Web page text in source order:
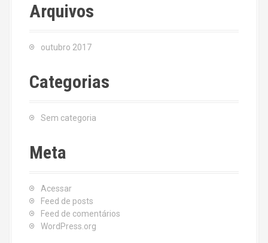
Arquivos
outubro 2017
Categorias
Sem categoria
Meta
Acessar
Feed de posts
Feed de comentários
WordPress.org